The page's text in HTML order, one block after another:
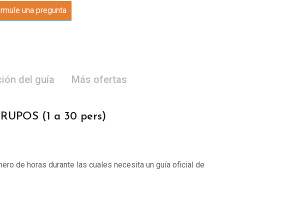
una pregunta
del guía Más ofertas
(1 a 30 pers)
de horas durante las cuales necesita un guía oficial de